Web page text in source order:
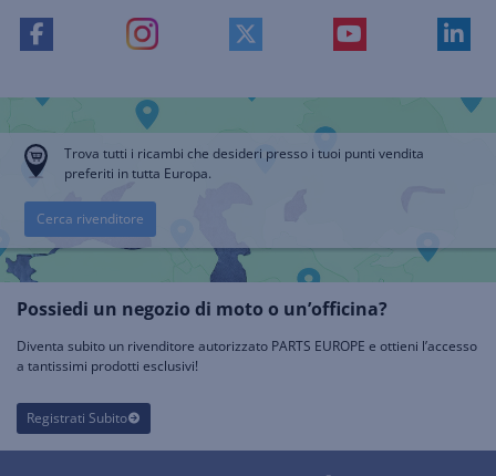
Trova tutti i ricambi che desideri presso i tuoi punti vendita
preferiti in tutta Europa.
Cerca rivenditore
Possiedi un negozio di moto o un’officina?
Diventa subito un rivenditore autorizzato PARTS EUROPE e ottieni l’accesso
a tantissimi prodotti esclusivi!
Registrati Subito